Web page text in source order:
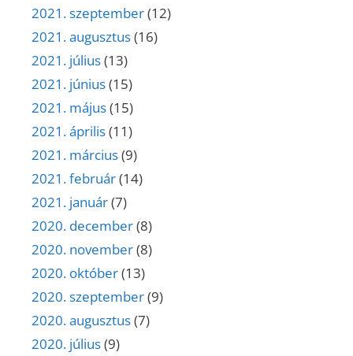
2021. szeptember(12)
2021. augusztus(16)
2021. július(13)
2021. június(15)
2021. május(15)
2021. április(11)
2021. március(9)
2021. február(14)
2021. január(7)
2020. december(8)
2020. november(8)
2020. október(13)
2020. szeptember(9)
2020. augusztus(7)
2020. július(9)